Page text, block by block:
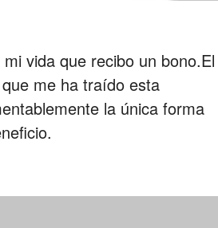
vida que recibo un bono.El
me ha traído esta
la única forma